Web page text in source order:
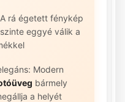
rá égetett fénykép
eggyé válik a
Modern
bármely
a helyét